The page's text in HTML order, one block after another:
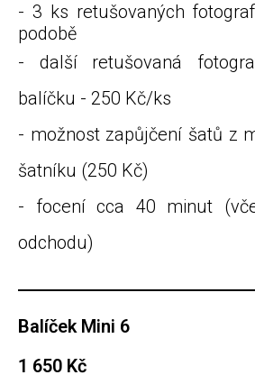
- 3 ks retušovaných
podobě
- další retušovaná
balíčku - 250 Kč/ks
- možnost zapůjčení šatů z
šatníku (250 Kč)
- focení cca 40 minut
odchodu)
Balíček Mini 6
1 650 Kč